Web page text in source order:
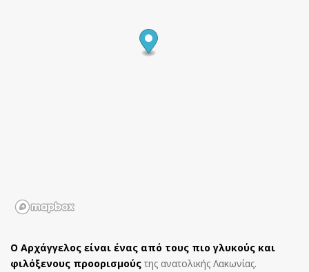
Ο Αρχάγγελος είναι ένας από τους πιο γλυκούς και
φιλόξενους προορισμούς της ανατολικής Λακωνίας.